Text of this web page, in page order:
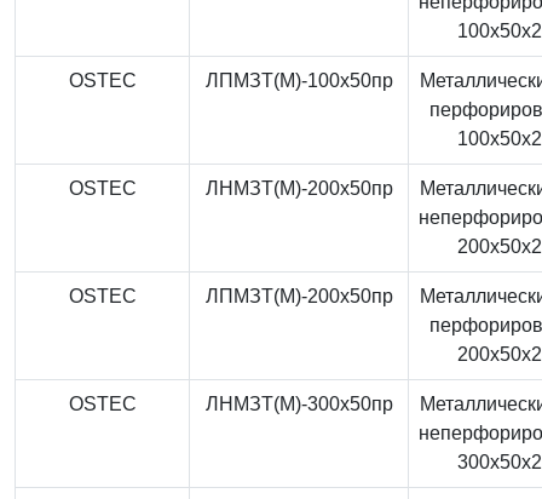
OSTEC ЛПМЗТ(М)-100x50пр
OSTEC ЛНМЗТ(М)-200x50пр
OSTEC ЛПМЗТ(М)-200x50пр
OSTEC ЛНМЗТ(М)-300x50пр